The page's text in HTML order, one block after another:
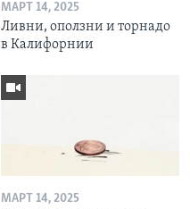
МАРТ 14, 2025
Ливни, оползни и торнадо
в Калифорнии
МАРТ 14, 2025